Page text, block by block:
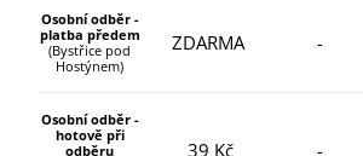
Osobní odběr -
platba předem
(Bystřice pod
Hostýnem)
ZDARMA -
Osobní odběr -
hotově při
odběru
39 Kč -